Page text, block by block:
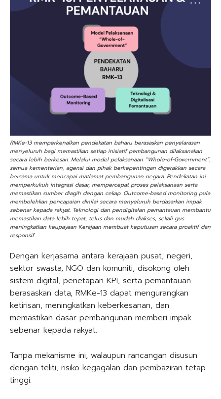
RMKe-13 memperkenalkan pendekatan baharu berasaskan penyelarasan
menyeluruh bagi memastikan setiap inisiatif pembangunan dilaksanakan
secara lebih berkesan. Melalui model pelaksanaan “Whole-of-Government”,
semua kementerian, agensi dan pihak berkepentingan digerakkan secara
bersama untuk mencapai matlamat pembangunan negara. Pendekatan ini
memperkukuh integrasi dasar, mempercepat proses pelaksanaan serta
memastikan sumber diagih dengan cekap. Outcome-based monitoring pula
membolehkan pencapaian dinilai secara menyeluruh berdasarkan impak
sebenar kepada rakyat. Teknologi dan pendigitalan pemantauan membantu
memastikan data lebih tepat, telus dan mudah diakses, sekali gus
meningkatkan keupayaan Kerajaan membuat keputusan secara proaktif dan
responsif
Dengan kerjasama antara kerajaan pusat, negeri,
sektor swasta, NGO dan komuniti, disokong oleh
sistem digital, penetapan KPI, serta pemantauan
berasaskan data, RMKe-13 dapat mengurangkan
ketirisan, meningkatkan keberkesanan, dan
memastikan dasar pembangunan memberi impak
sebenar kepada rakyat.
Tanpa mekanisme ini, walaupun rancangan disusun
dengan teliti, risiko kegagalan dan pembaziran tetap
tinggi.